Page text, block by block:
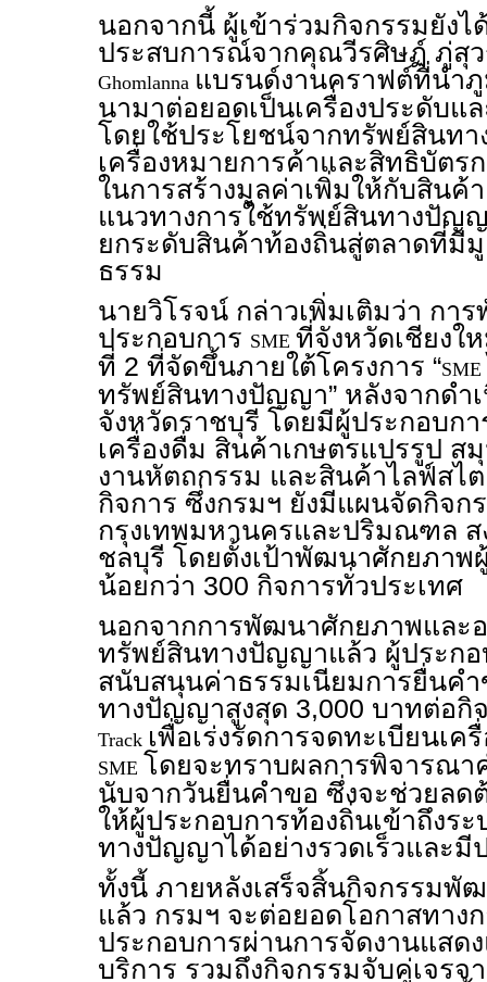
นอกจากนี้ ผู้เข้าร่วมกิจกรรมยังไ
ประสบการณ์จากคุณวีรศิษฏ์ ภู่สุ
Ghomlanna แบรนด์งานคราฟต์ที่นำ
นามาต่อยอดเป็นเครื่องประดับแ
โดยใช้ประโยชน์จากทรัพย์สินท
เครื่องหมายการค้าและสิทธิบัต
ในการสร้างมูลค่าเพิ่มให้กับสินค้
แนวทางการใช้ทรัพย์สินทางปัญ
ยกระดับสินค้าท้องถิ่นสู่ตลาดที่มีมู
ธรรม
นายวิโรจน์ กล่าวเพิ่มเติมว่า กา
ประกอบการ SME ที่จังหวัดเชียงใ
ที่ 2 ที่จัดขึ้นภายใต้โครงการ “SME
ทรัพย์สินทางปัญญา” หลังจากดำ
จังหวัดราชบุรี โดยมีผู้ประกอบก
เครื่องดื่ม สินค้าเกษตรแปรรูป
งานหัตถกรรม และสินค้าไลฟ์สไ
กิจการ ซึ่งกรมฯ ยังมีแผนจัดกิจก
กรุงเทพมหานครและปริมณฑล
ชลบุรี โดยตั้งเป้าพัฒนาศักยภาพ
น้อยกว่า 300 กิจการทั่วประเทศ
นอกจากการพัฒนาศักยภาพและ
ทรัพย์สินทางปัญญาแล้ว ผู้ประก
สนับสนุนค่าธรรมเนียมการยื่นค
ทางปัญญาสูงสุด 3,000 บาทต่อกิ
Track เพื่อเร่งรัดการจดทะเบียนเ
SME โดยจะทราบผลการพิจารณา
นับจากวันยื่นคำขอ ซึ่งจะช่วยลด
ให้ผู้ประกอบการท้องถิ่นเข้าถึงร
ทางปัญญาได้อย่างรวดเร็วและมี
ทั้งนี้ ภายหลังเสร็จสิ้นกิจกรรมพั
แล้ว กรมฯ จะต่อยอดโอกาสทาง
ประกอบการผ่านการจัดงานแสด
บริการ รวมถึงกิจกรรมจับคู่เจรจ